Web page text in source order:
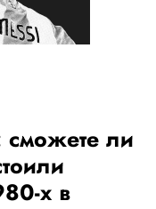
сможете ли
х в